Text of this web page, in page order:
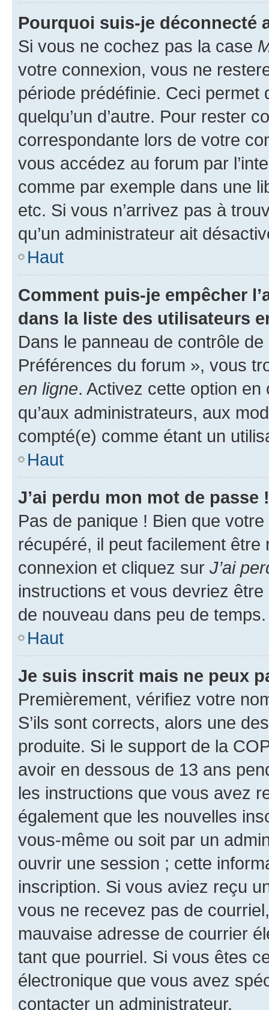
Pourquoi suis-je déconnecté
Si vous ne cochez pas la case
votre connexion, vous ne
période prédéfinie. Ceci permet
quelqu’un d’autre. Pour rester
correspondante lors de votre
vous accédez au forum par
comme par exemple dans une
etc. Si vous n’arrivez pas à
qu’un administrateur ait
Haut
Comment puis-je empêcher
dans la liste des utilisateurs
Dans le panneau de contrôle
Préférences du forum », vous
en ligne. Activez cette option
qu’aux administrateurs, aux
compté(e) comme étant un
Haut
J’ai perdu mon mot de passe !
Pas de panique ! Bien que
récupéré, il peut facilement
connexion et cliquez sur J’ai
instructions et vous devriez
de nouveau dans peu de temps.
Haut
Je suis inscrit mais ne peux
Premièrement, vérifiez votre
S’ils sont corrects, alors une
produite. Si le support de la
avoir en dessous de 13 ans
les instructions que vous avez
également que les nouvelles
vous-même ou soit par un
ouvrir une session ; cette
inscription. Si vous aviez reçu
vous ne recevez pas de
mauvaise adresse de courrier
tant que pourriel. Si vous êtes
électronique que vous avez
contacter un administrateur.